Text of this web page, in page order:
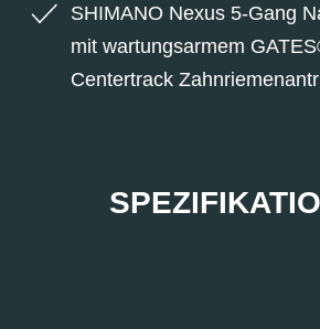
SHIMANO Nexus 5-Gang
mit wartungsarmem
Centertrack